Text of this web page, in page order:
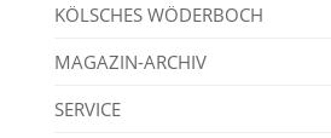
KÖLSCHES WÖDERBOCH
MAGAZIN-ARCHIV
SERVICE